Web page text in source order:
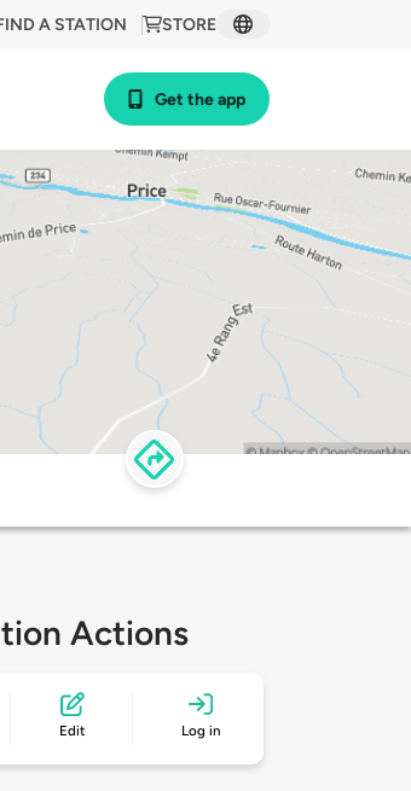
STORE
A STATION
Get the app
Actions
Edit Log in